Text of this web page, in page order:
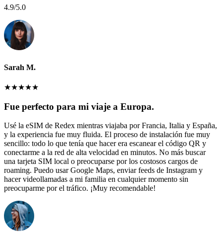
4.9/5.0
Sarah M.
★★★★★
Fue perfecto para mi viaje a Europa.
Usé la eSIM de Redex mientras viajaba por Francia, Italia y España,
y la experiencia fue muy fluida. El proceso de instalación fue muy
sencillo: todo lo que tenía que hacer era escanear el código QR y
conectarme a la red de alta velocidad en minutos. No más buscar
una tarjeta SIM local o preocuparse por los costosos cargos de
roaming. Puedo usar Google Maps, enviar feeds de Instagram y
hacer videollamadas a mi familia en cualquier momento sin
preocuparme por el tráfico. ¡Muy recomendable!